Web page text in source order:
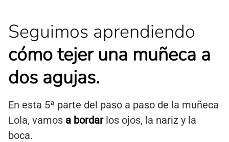
Seguimos aprendiendo
cómo tejer una muñeca a
dos agujas.
En esta 5ª parte del paso a paso de la muñeca
Lola, vamos a bordarlos ojos, la nariz y la
boca.